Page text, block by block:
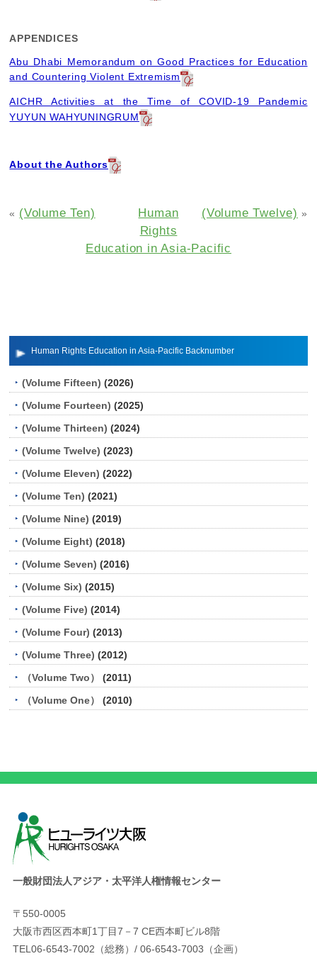
Human Rights Education in Asia-Pacific Backnumber
(Volume Fifteen) (2026)
(Volume Fourteen) (2025)
(Volume Thirteen) (2024)
(Volume Twelve) (2023)
(Volume Eleven) (2022)
(Volume Ten) (2021)
(Volume Nine) (2019)
(Volume Eight) (2018)
(Volume Seven) (2016)
(Volume Six) (2015)
(Volume Five) (2014)
(Volume Four) (2013)
(Volume Three) (2012)
（Volume Two）
(2011)
（Volume One）
(2010)
APPENDICES
Abu Dhabi Memorandum on Good Practices for Education
and Countering Violent Extremism
AICHR Activities at the Time of COVID-19 Pandemic
YUYUN WAHYUNINGRUM
About the Authors
« (Volume Ten) (Volume Twelve) »
Human
Rights
Education in Asia-Pacific
一般財団法人アジア・太平洋人権情報センター
〒550-0005
大阪市西区西本町1丁目7－7 CE西本町ビル8階
TEL06-6543-7002（総務）/ 06-6543-7003（企画）